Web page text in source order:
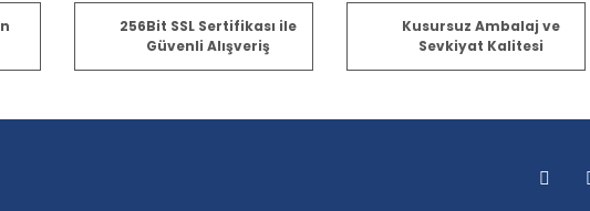
Bu ürüne ilk yorumu siz yapın!
yetersiz gördüğünüz noktaları öneri formunu kullanarak tarafımıza iletebilirsiniz.
256Bit SSL Sertifikası ile
Güvenli Alışveriş
Kusursuz Ambalaj ve
Sevkiyat Kalitesi